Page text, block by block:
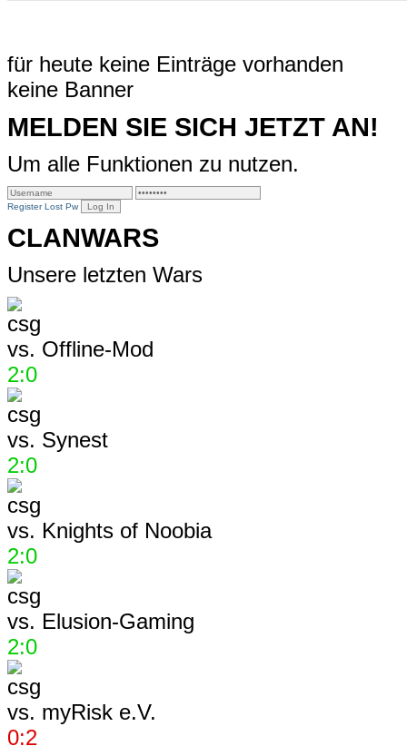
für heute keine Einträge vorhanden
keine Banner
MELDEN SIE SICH JETZT AN!
Um alle Funktionen zu nutzen.
Register Lost Pw
CLANWARS
Unsere letzten Wars
vs. Offline-Mod
2:0
vs. Synest
2:0
vs. Knights of Noobia
2:0
vs. Elusion-Gaming
2:0
vs. myRisk e.V.
0:2